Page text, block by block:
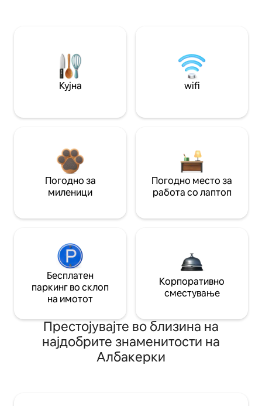
Кујна wifi
Погодно за
миленици
Погодно место за
работа со лаптоп
Бесплатен
паркинг во склоп
на имотот
Корпоративно
сместување
Престојувајте во близина на
најдобрите знаменитости на
Албакерки